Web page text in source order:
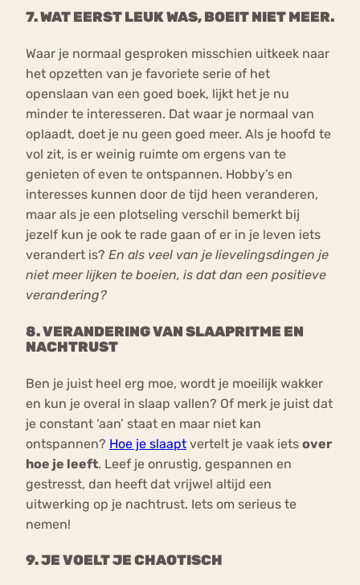
7. WAT EERST LEUK WAS, BOEIT NIET MEER.
Waar je normaal gesproken misschien uitkeek naar
het opzetten van je favoriete serie of het
openslaan van een goed boek, lijkt het je nu
minder te interesseren. Dat waar je normaal van
oplaadt, doet je nu geen goed meer. Als je hoofd te
vol zit, is er weinig ruimte om ergens van te
genieten of even te ontspannen. Hobby’s en
interesses kunnen door de tijd heen veranderen,
maar als je een plotseling verschil bemerkt bij
jezelf kun je ook te rade gaan of er in je leven iets
verandert is? En als veel van je lievelingsdingen je
niet meer lijken te boeien, is dat dan een positieve
verandering?
8. VERANDERING VAN SLAAPRITME EN
NACHTRUST
Ben je juist heel erg moe, wordt je moeilijk wakker
en kun je overal in slaap vallen? Of merk je juist dat
je constant ‘aan’ staat en maar niet kan
ontspannen? Hoe je slaapt vertelt je vaak iets over
hoe je leeft. Leef je onrustig, gespannen en
gestresst, dan heeft dat vrijwel altijd een
uitwerking op je nachtrust. Iets om serieus te
nemen!
9. JE VOELT JE CHAOTISCH